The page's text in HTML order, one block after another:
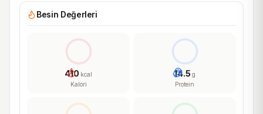
Besin Değerleri
410 kcal
Kalori
14.5 g
Protein